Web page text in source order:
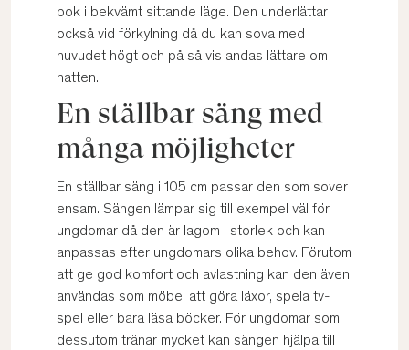
bok i bekvämt sittande läge. Den underlättar
också vid förkylning då du kan sova med
huvudet högt och på så vis andas lättare om
natten.
En ställbar säng med
många möjligheter
En ställbar säng i 105 cm passar den som sover
ensam. Sängen lämpar sig till exempel väl för
ungdomar då den är lagom i storlek och kan
anpassas efter ungdomars olika behov. Förutom
att ge god komfort och avlastning kan den även
användas som möbel att göra läxor, spela tv-
spel eller bara läsa böcker. För ungdomar som
dessutom tränar mycket kan sängen hjälpa till